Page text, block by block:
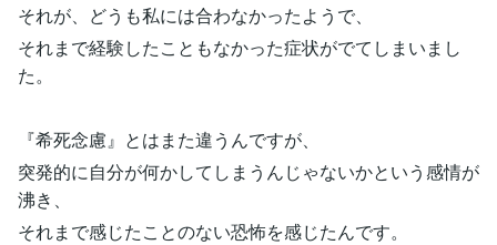
それが、どうも私には合わなかったようで、
それまで経験したこともなかった症状がでてしまいまし
た。
『希死念慮』とはまた違うんですが、
突発的に自分が何かしてしまうんじゃないかという感情が
沸き、
それまで感じたことのない恐怖を感じたんです。